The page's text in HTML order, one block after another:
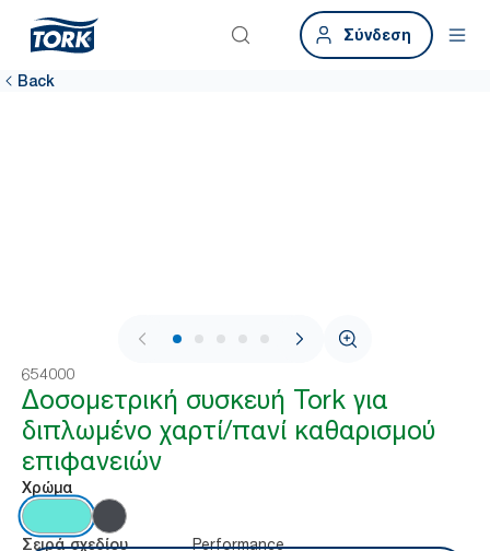
Σύνδεση
Back
1 / 7
654000
Δοσομετρική συσκευή Tork για
διπλωμένο χαρτί/πανί καθαρισμού
επιφανειών
Χρώμα
Σειρά σχεδίου
Performance